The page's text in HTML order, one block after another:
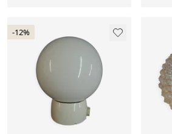
-12%